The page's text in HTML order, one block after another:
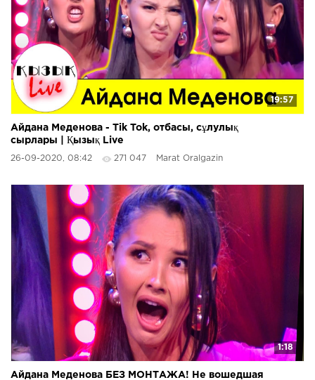
19:57
Айдана Меденова - Tik Tok, отбасы, сұлулық
сырлары | Қызық Live
26-09-2020, 08:42 271 047 Marat Oralgazin
1:18
Айдана Меденова БЕЗ МОНТАЖА! Не вошедшая